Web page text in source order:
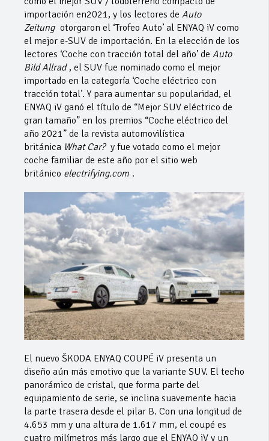
importación en2021, y los lectores de Auto
Zeitung otorgaron el ‘Trofeo Auto’ al ENYAQ iV como
el mejor e-SUV de importación. En la elección de los
lectores ‘Coche con tracción total del año’ de Auto
Bild Allrad , el SUV fue nominado como el mejor
importado en la categoría ‘Coche eléctrico con
tracción total’. Y para aumentar su popularidad, el
ENYAQ iV ganó el título de “Mejor SUV eléctrico de
gran tamaño” en los premios “Coche eléctrico del
año 2021” de la revista automovilística
británica What Car? y fue votado como el mejor
coche familiar de este año por el sitio web
británico electrifying.com .
El nuevo ŠKODA ENYAQ COUPÉ iV presenta un
diseño aún más emotivo que la variante SUV. El techo
panorámico de cristal, que forma parte del
equipamiento de serie, se inclina suavemente hacia
la parte trasera desde el pilar B. Con una longitud de
4.653 mm y una altura de 1.617 mm, el coupé es
cuatro milímetros más largo que el ENYAQ iV y un